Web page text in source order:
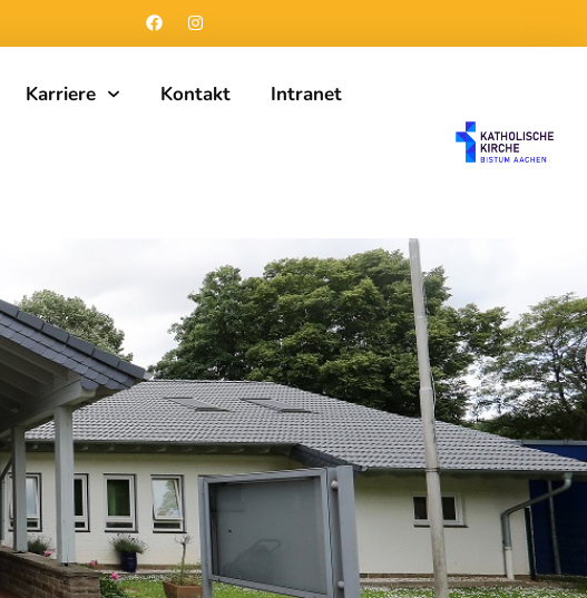
Karriere Kontakt Intranet